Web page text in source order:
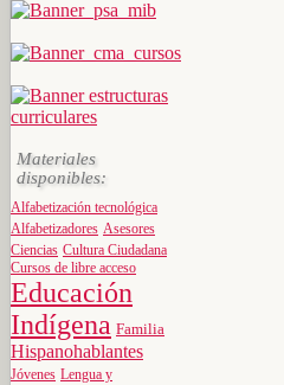
Materiales
disponibles:
Alfabetización tecnológica
Alfabetizadores Asesores
Ciencias Cultura Ciudadana
Cursos de libre acceso
Educación
Indígena Familia
Hispanohablantes
Jóvenes Lengua y